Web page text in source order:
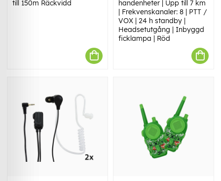
till 150m Räckvidd
handenheter | Upp till 7 km
| Frekvenskanaler: 8 | PTT /
VOX | 24 h standby |
Headsetutgång | Inbyggd
ficklampa | Röd